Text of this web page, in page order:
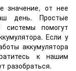
значение, от нее
день. Простые
системы помогут
Если у
аккумулятора
к нашим
разобраться.